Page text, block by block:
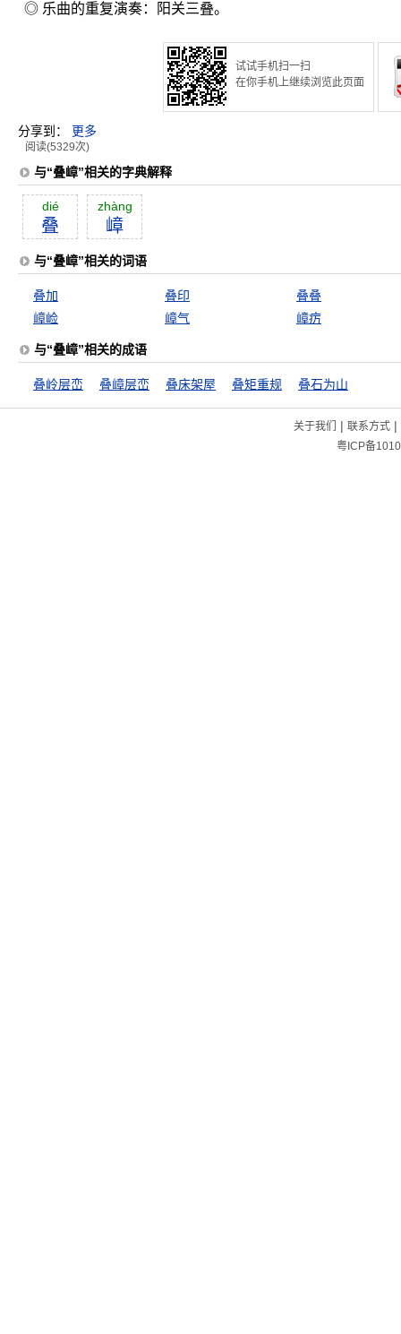
◎ 乐曲的重复演奏：阳关三叠。
试试手机扫一扫
在你手机上继续浏览此页面
分享到： 更多
阅读(5329次)
与“叠嶂”相关的字典解释
dié
叠
zhàng
嶂
与“叠嶂”相关的词语
叠加 叠印
叠叠
嶂崄
嶂气 嶂疠
与“叠嶂”相关的成语
叠岭层峦 叠嶂层峦 叠床架屋 叠矩重规 叠石为山
关于我们 | 联系方式|
粤ICP备